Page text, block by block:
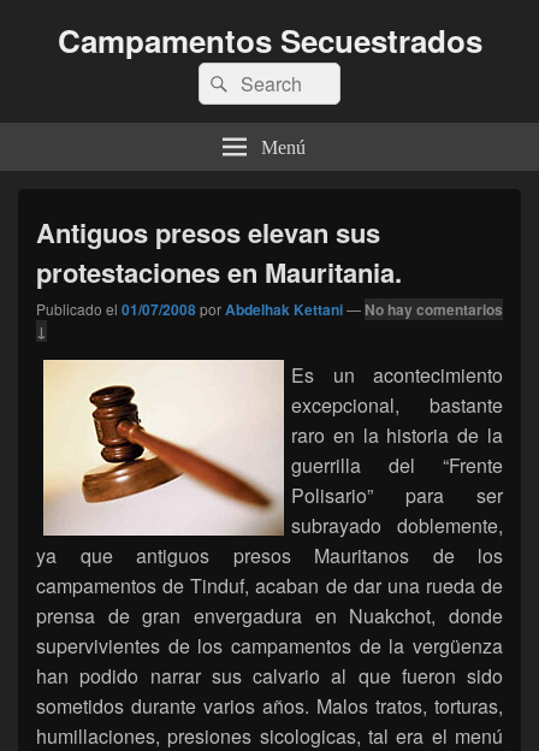
Campamentos Secuestrados
Buscar
por:
Buscar
Menú
Antiguos presos elevan sus
protestaciones en Mauritania.
Publicado el 01/07/2008porAbdelhak Kettani— No hay comentarios
↓
Es un acontecimiento
excepcional, bastante
raro en la historia de la
guerrilla del “Frente
Polisario” para ser
subrayado doblemente,
ya que antiguos presos Mauritanos de los
campamentos de Tinduf, acaban de dar una rueda de
prensa de gran envergadura en Nuakchot, donde
supervivientes de los campamentos de la vergüenza
han podido narrar sus calvario al que fueron sido
sometidos durante varios años. Malos tratos, torturas,
humillaciones, presiones sicologicas, tal era el menú